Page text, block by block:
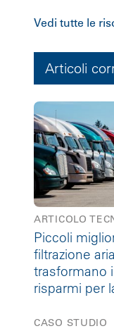
Vedi tutte le
Articoli
ARTICOLO
Piccoli
filtrazione
trasformano
risparmi per
CASO STUDIO